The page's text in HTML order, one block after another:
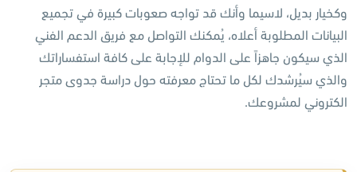
وكخيار بديل، لاسيما وأنك قد تواجه صعوبات كبيرة في تجميع
البيانات المطلوبة أعلاه، يُمكنك التواصل مع فريق الدعم الفني
الذي سيكون جاهزاً على الدوام للإجابة على كافة استفساراتك
والذي سيُرشدك لكل ما تحتاج معرفته حول دراسة جدوى متجر
الكتروني لمشروعك.